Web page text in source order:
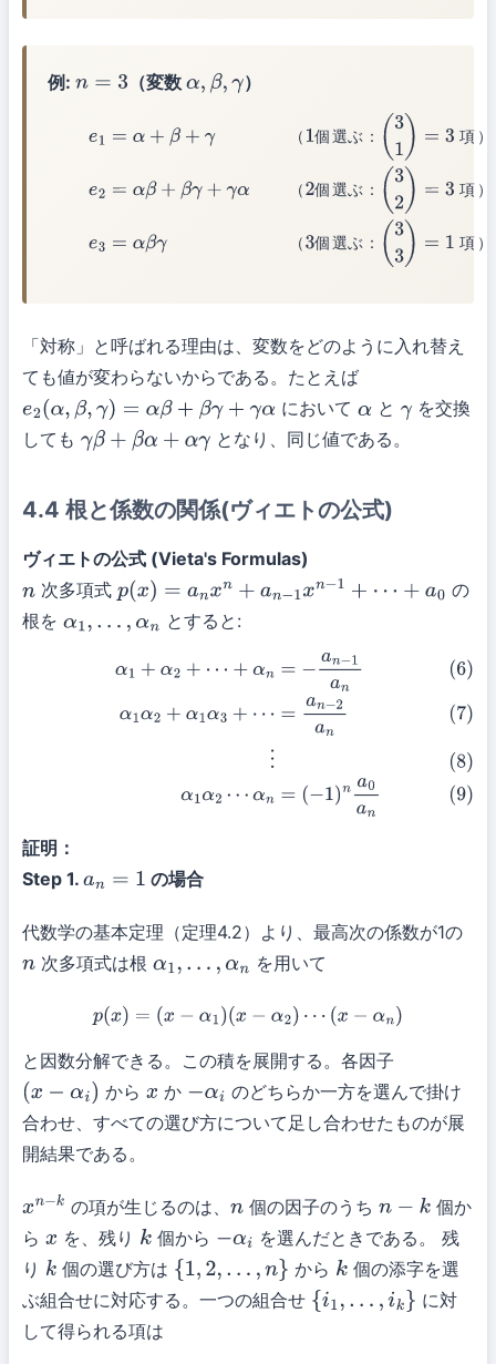
例:n=3 （変数α,β,γ ）
（ 個選ぶ ： 項 ）
（ 個選ぶ ： 項 ）
（ 個選ぶ ： 項 ）
（1個選ぶ： 項） (4)e2= β+β γ+
（2個
33)=
「対称」と呼ばれる理由は、変数をどのように入れ替え
ても値が変わらないからである。たとえば
e2(α,β,γ) =α β+ βγ+ γα において αと γ を交換
しても γβ+βα+αγ となり、同じ値である。
4.4 根と係数の関係(ヴィエトの公式)
ヴィエトの公式 (Vieta's Formulas)
n次多項式 p(x)= an xn+an −1 xn−1+⋯ a 0
の
根を α1,…, α n とすると:
α1+ α2+⋯+αn=− an−1an (7) α1α2+α1
=( 1)n
証明：
Step 1. an=1 の場合
代数学の基本定理（定理4.2）より、最高次の係数が1の
n次多項式は根 α1,…, α n を用いて
p (x) =( x−α 1)(x −α 2)⋯ (x−αn)
と因数分解できる。この積を展開する。各因子
(x−αi ) から x か −αi
のどちらか一方を選んで掛け
合わせ、すべての選び方について足し合わせたものが展
開結果である。
xn− k の項が生じるのは、n 個の因子のうちn−k
個か
ら x を、残り k個から −αi
を選んだときである。 残
り k 個の選び方は {1,2 ,… n } から k個の添字を選
ぶ組合せに対応する。一つの組合せ {i1,… ,i k }
に対
して得られる項は